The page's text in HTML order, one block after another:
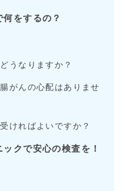
をするの？
うなりますか？
がんの心配はありませ
ければよいですか？
クで安心の検査を！